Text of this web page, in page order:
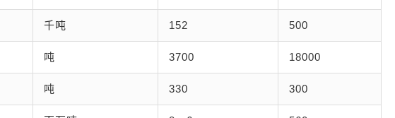
千吨 152 500
吨 3700 18000
吨 330 300